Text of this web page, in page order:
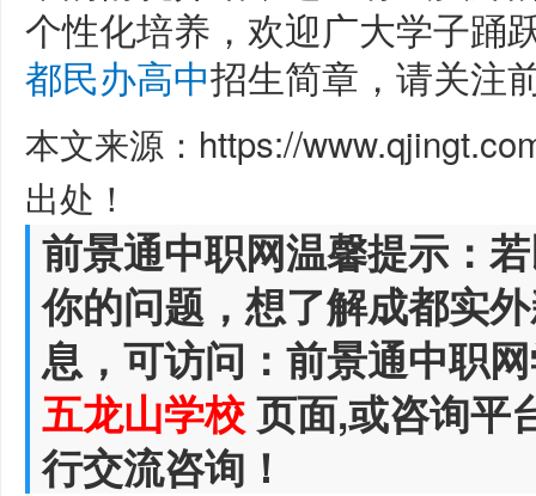
个性化培养，欢迎广大学子踊
都民办高中招生简章，请关注
本文来源：https://
出处！
前景通中职网温馨提示：
你的问题，想了解成都实
息，可访问：前景通中职
五龙山学校页面,或咨询平
行交流咨询！